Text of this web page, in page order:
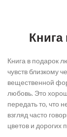
Книга в подарок
чувств близкому
вещественной
любовь. Это
передать то, что
взгляд часто
цветов и дорогих